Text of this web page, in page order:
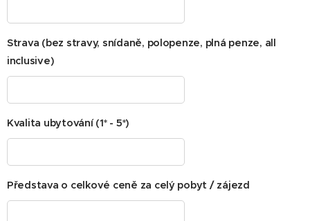
Strava (bez stravy, snídaně, polopenze, plná penze, all
inclusive)
Kvalita ubytování (1* - 5*)
Představa o celkové ceně za celý pobyt / zájezd